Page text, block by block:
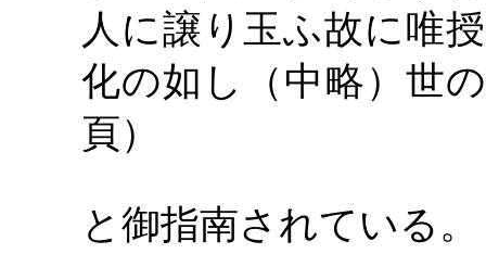
人に譲り玉ふ故に唯
化の如し（中略）世
頁）
と御指南されている。